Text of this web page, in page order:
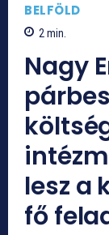
BELFÖLD
2min.
Nagy
lesz a
fő